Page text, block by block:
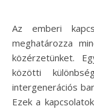
Az emberi kapcsolatok sokszínűsége és mélysége
meghatározza
közérzetünket.
közötti
intergenerációs
Ezek a